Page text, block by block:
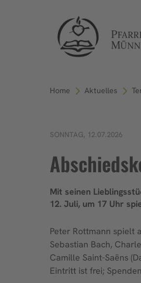
Home Aktuelles
SONNTAG, 12.07.2026
Mit seinen
12. Juli, um 17 Uhr
Peter Rottmann spielt
Sebastian Bach,
Camille Saint-Saëns
Eintritt ist frei;